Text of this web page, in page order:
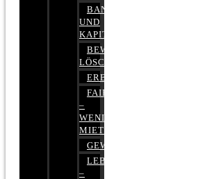
BANK-
UND
KAPITALMARKTRECHT
BEWERTUNGEN
LÖSCHEN
ERBRECHT
FAIRMIETEN
–
WENIGER
MIETE
GEWERBERECHT
LEBENSVERSICHERUNG
–